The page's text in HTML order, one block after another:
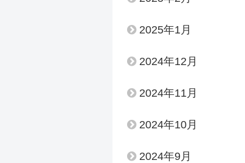
2025年1月
2024年12月
2024年11月
2024年10月
2024年9月